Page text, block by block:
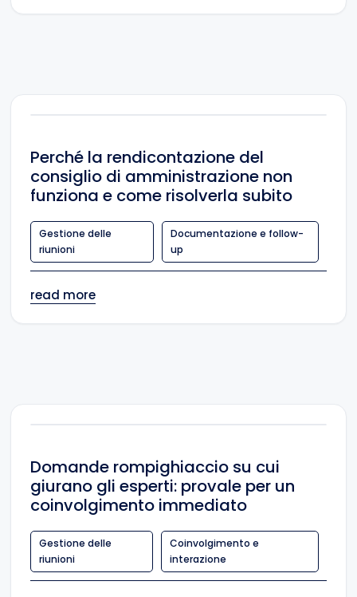
Perché la rendicontazione del
consiglio di amministrazione non
funziona e come risolverla subito
Gestione delle
riunioni
Documentazione e follow-
up
read more
Domande rompighiaccio su cui
giurano gli esperti: provale per un
coinvolgimento immediato
Gestione delle
riunioni
Coinvolgimento e
interazione